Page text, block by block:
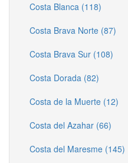
Costa Blanca (118)
Costa Brava Norte (87)
Costa Brava Sur (108)
Costa Dorada (82)
Costa de la Muerte (12)
Costa del Azahar (66)
Costa del Maresme (145)